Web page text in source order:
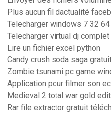
Plus aucun fil dactualité
Telecharger windows 7 32
Telecharger virtual dj
Lire un fichier excel python
Candy crush soda saga
Zombie tsunami pc game
Application pour filmer son
Medieval 2 total war gold
Rar file extractor gratuit